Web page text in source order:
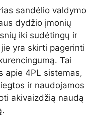
sandėlio valdymo
dydžio įmonių
iki sudėtingų ir
yra skirti pagerinti
Tai
apie 4PL sistemas,
ir naudojamos
akivaizdžią naudą